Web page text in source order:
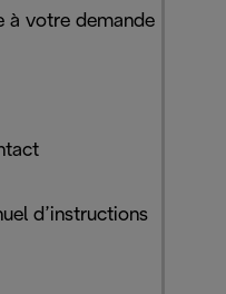
à votre demande
d’instructions